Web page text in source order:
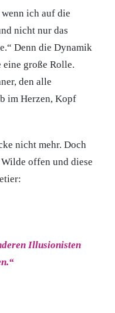
ich auf die
nicht nur das
Denn die Dynamik
eine große Rolle.
den alle
im Herzen, Kopf
nicht mehr. Doch
offen und diese
Illusionisten